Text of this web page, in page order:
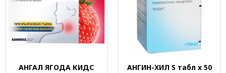
АНГАЛ ЯГОДА КИДС
АНГИН-ХИЛ S табл x 50